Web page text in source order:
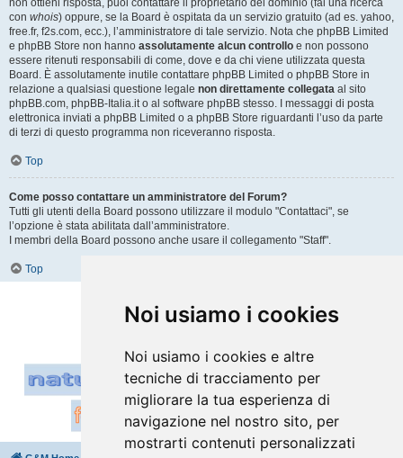
Noi usiamo i cookies
Noi usiamo i cookies e altre
tecniche di tracciamento per
migliorare la tua esperienza di
navigazione nel nostro sito, per
mostrarti contenuti personalizzati
non ottieni risposta, puoi contattare il proprietario del dominio (fai una ricerca
con whois) oppure, se la Board è ospitata da un servizio gratuito (ad es. yahoo,
free.fr, f2s.com, ecc.), l’amministratore di tale servizio. Nota che phpBB Limited
e phpBB Store non hanno assolutamente alcun controllo e non possono
essere ritenuti responsabili di come, dove e da chi viene utilizzata questa
Board. È assolutamente inutile contattare phpBB Limited o phpBB Store in
relazione a qualsiasi questione legale non direttamente collegata al sito
phpBB.com, phpBB-Italia.it o al software phpBB stesso. I messaggi di posta
elettronica inviati a phpBB Limited o a phpBB Store riguardanti l’uso da parte
di terzi di questo programma non riceveranno risposta.
Top
Come posso contattare un amministratore del Forum?
Tutti gli utenti della Board possono utilizzare il modulo "Contattaci", se
l’opzione è stata abilitata dall’amministratore.
I membri della Board possono anche usare il collegamento "Staff".
Top